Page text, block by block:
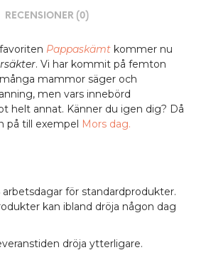
RECENSIONER (0)
Pappaskämt kommer nu
. Vi har kommit på femton
mammor säger och
men vars innebörd
helt annat. Känner du igen dig? Då
på till exempel Mors dag.
arbetsdagar för standardprodukter.
kan ibland dröja någon dag
dröja ytterligare.